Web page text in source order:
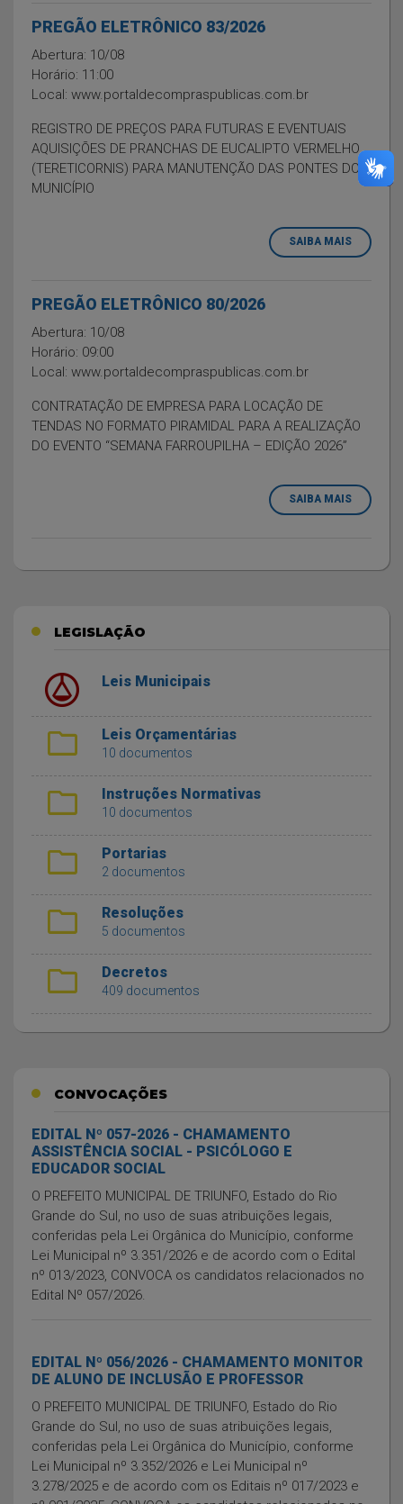
PREGÃO ELETRÔNICO 83/2026
Abertura: 10/08
Horário: 11:00
Local: www.portaldecompraspublicas.com.br
REGISTRO DE PREÇOS PARA FUTURAS E EVENTUAIS
AQUISIÇÕES DE PRANCHAS DE EUCALIPTO VERMELHO
(TERETICORNIS) PARA MANUTENÇÃO DAS PONTES DO
MUNICÍPIO
SAIBA MAIS
PREGÃO ELETRÔNICO 80/2026
Abertura: 10/08
Horário: 09:00
Local: www.portaldecompraspublicas.com.br
CONTRATAÇÃO DE EMPRESA PARA LOCAÇÃO DE
TENDAS NO FORMATO PIRAMIDAL PARA A REALIZAÇÃO
DO EVENTO “SEMANA FARROUPILHA – EDIÇÃO 2026”
SAIBA MAIS
LEGISLAÇÃO
Leis Municipais
folder Leis Orçamentárias
10 documentos
folder Instruções Normativas
10 documentos
folder Portarias
2 documentos
folder Resoluções
5 documentos
folder Decretos
409 documentos
CONVOCAÇÕES
EDITAL Nº 057-2026 - CHAMAMENTO
ASSISTÊNCIA SOCIAL - PSICÓLOGO E
EDUCADOR SOCIAL
O PREFEITO MUNICIPAL DE TRIUNFO, Estado do Rio
Grande do Sul, no uso de suas atribuições legais,
conferidas pela Lei Orgânica do Município, conforme
Lei Municipal nº 3.351/2026 e de acordo com o Edital
nº 013/2023, CONVOCA os candidatos relacionados no
Edital Nº 057/2026.
EDITAL Nº 056/2026 - CHAMAMENTO MONITOR
DE ALUNO DE INCLUSÃO E PROFESSOR
O PREFEITO MUNICIPAL DE TRIUNFO, Estado do Rio
Grande do Sul, no uso de suas atribuições legais,
conferidas pela Lei Orgânica do Município, conforme
Lei Municipal nº 3.352/2026 e Lei Municipal nº
3.278/2025 e de acordo com os Editais nº 017/2023 e